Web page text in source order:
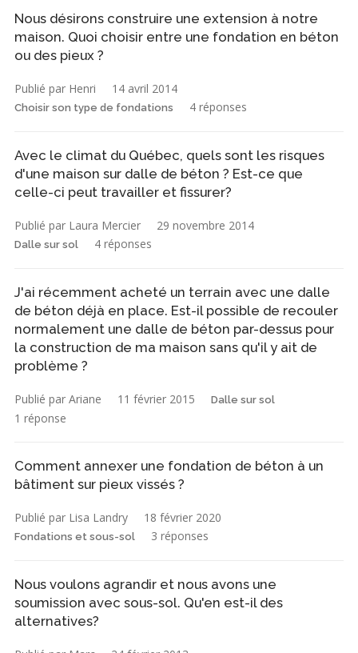
Nous désirons construire une extension à notre
maison. Quoi choisir entre une fondation en béton
ou des pieux ?
Publié par Henri 14 avril 2014
Choisir son type de fondations 4 réponses
Avec le climat du Québec, quels sont les risques
d'une maison sur dalle de béton ? Est-ce que
celle-ci peut travailler et fissurer?
Publié par Laura Mercier 29 novembre 2014
Dalle sur sol 4 réponses
J'ai récemment acheté un terrain avec une dalle
de béton déjà en place. Est-il possible de recouler
normalement une dalle de béton par-dessus pour
la construction de ma maison sans qu'il y ait de
problème ?
Publié par Ariane 11 février 2015 Dalle sur sol
1 réponse
Comment annexer une fondation de béton à un
bâtiment sur pieux vissés ?
Publié par Lisa Landry 18 février 2020
Fondations et sous-sol 3 réponses
Nous voulons agrandir et nous avons une
soumission avec sous-sol. Qu'en est-il des
alternatives?